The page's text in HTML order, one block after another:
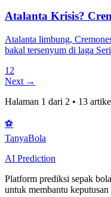
Atalanta Krisis?
Atalanta limbung,
bakal tersenyum di laga
1 2
Next →
Halaman 1 dari 2 • 13
⚽
TanyaBola
AI Prediction
Platform prediksi sepak
untuk membantu